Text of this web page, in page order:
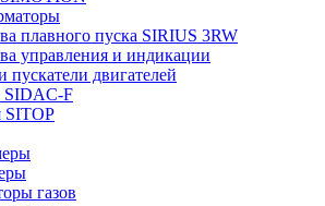
плавного пуска SIRIUS 3RW
управления и индикации
двигателей
F
SITOP
газов